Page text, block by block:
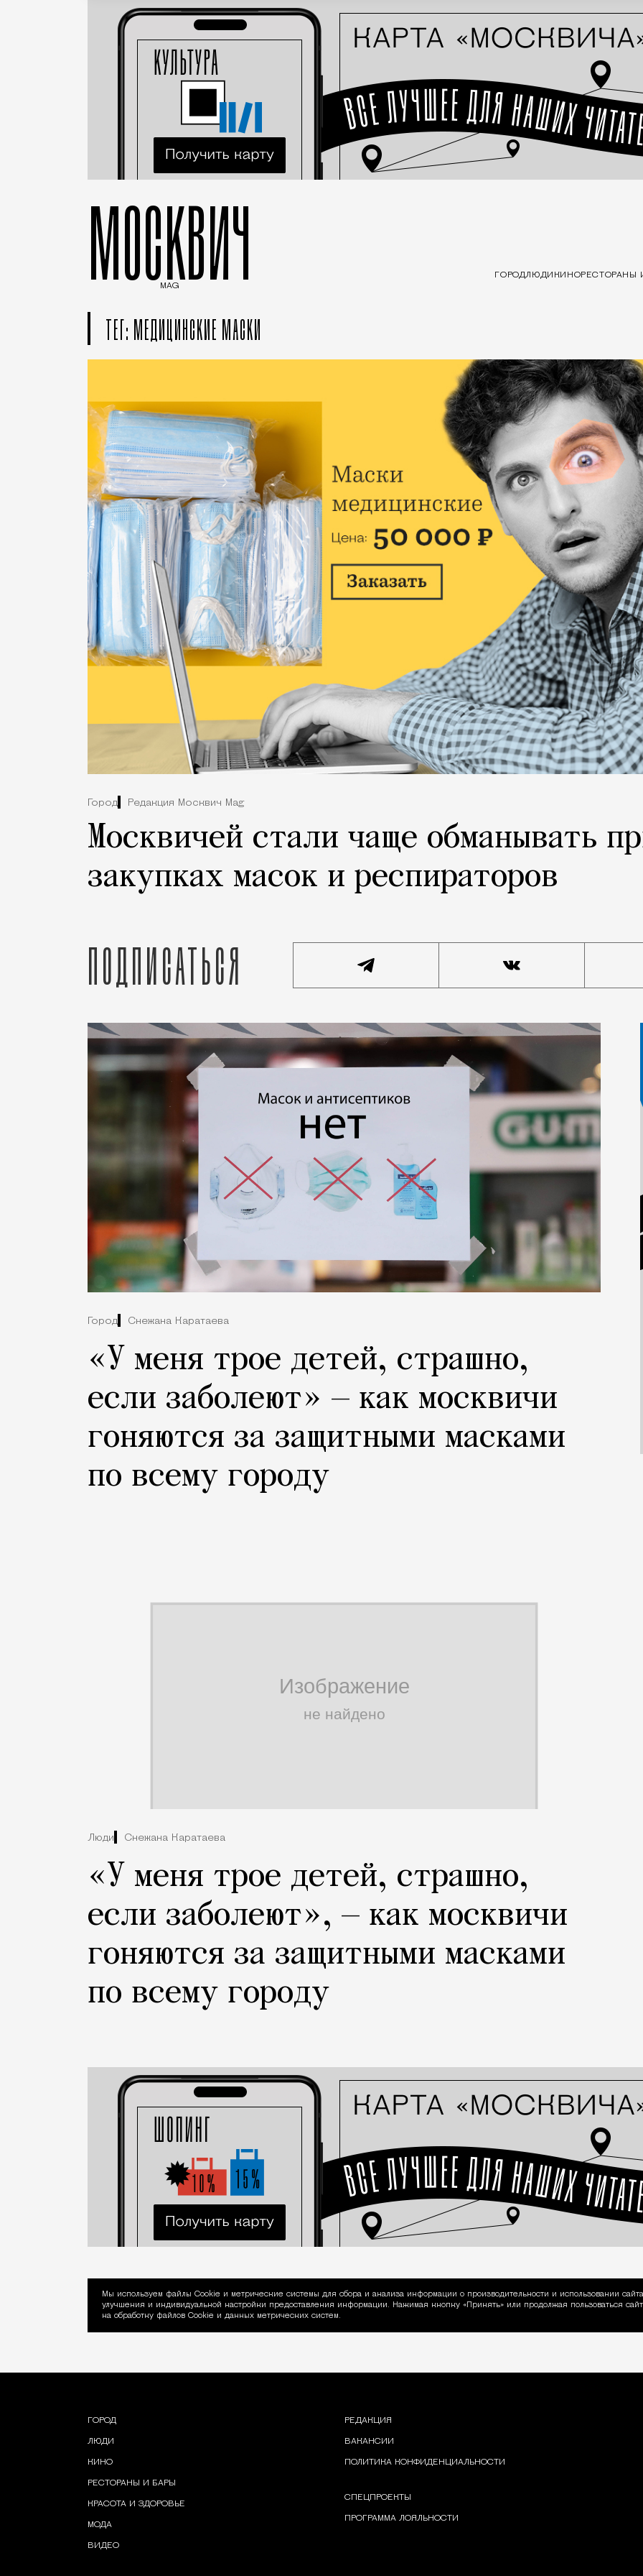
МОСКВИЧ
MAG
ГОРОДЛЮДИ КИНОРЕСТОРАНЫ
ТЕГ: МЕДИЦИНСКИЕ МАСКИ
Город Редакция Москвич Mag
Москвичей стали чаще обманывать
закупках масок и респираторов
Подписаться
Город Снежана Каратаева
«У меня трое детей, страшно,
если заболеют» — как москвичи
гоняются за защитными масками
по всему городу
Люди Снежана Каратаева
«У меня трое детей, страшно,
если заболеют», — как москвичи
гоняются за защитными масками
по всему городу
Уведомление об использовании Cookie
Мы используем файлы Сookie и метрические системы для сбора и анализа информации о производительности и использовании
улучшения и индивидуальной настройки предоставления информации. Нажимая кнопку «Принять» или продолжая пользоваться
на обработку файлов Cookie и данных метрических систем.
ГОРОД
ЛЮДИ
КИНО
РЕСТОРАНЫ И БАРЫ
КРАСОТА И ЗДОРОВЬЕ
МОДА
ВИДЕО
РЕДАКЦИЯ
ВАКАНСИИ
ПОЛИТИКА КОНФИДЕНЦИАЛЬНОСТИ
СПЕЦПРОЕКТЫ
ПРОГРАММА ЛОЯЛЬНОСТИ